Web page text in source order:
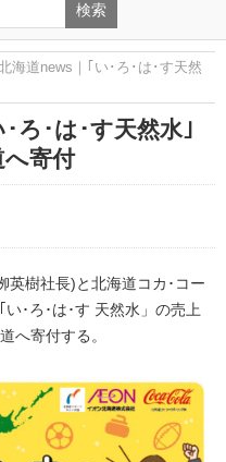
海道news｜｢い･ろ･は･す天然
ろ･は･す天然水｣
へ寄付
英樹社長)と北海道コカ･コー
･ろ･は･す 天然水」の売上
へ寄付する。